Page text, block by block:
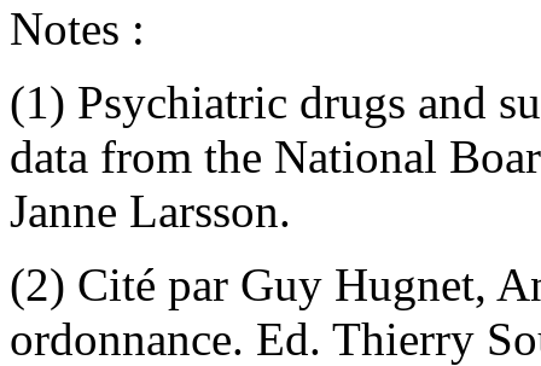
Notes :
(1) Psychiatric drugs and
data from the National
Janne Larsson.
(2) Cité par Guy Hugnet,
ordonnance. Ed. Thierry